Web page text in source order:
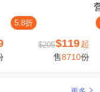
5.8折
$205$119 起
售8710份